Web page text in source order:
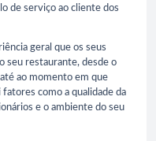
de serviço ao cliente dos
geral que os seus
seu restaurante, desde o
ao momento em que
como a qualidade da
e o ambiente do seu